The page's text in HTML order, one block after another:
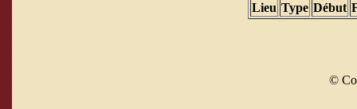
Lieu Type Début
©